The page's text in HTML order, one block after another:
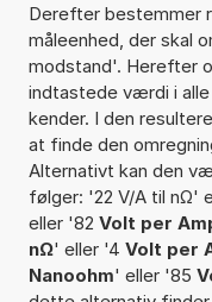
Derefter bestemmer
måleenhed, der skal
modstand'. Herefter
indtastede værdi i
kender. I den
at finde den
Alternativt kan den
følger: '22 V/A til nΩ'
eller '82 Volt per
nΩ' eller '4 Volt per
Nanoohm' eller '85